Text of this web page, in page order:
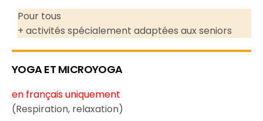
Pour tous
+ activités spécialement adaptées aux seniors
YOGA ET MICROYOGA
en français uniquement
(Respiration, relaxation)